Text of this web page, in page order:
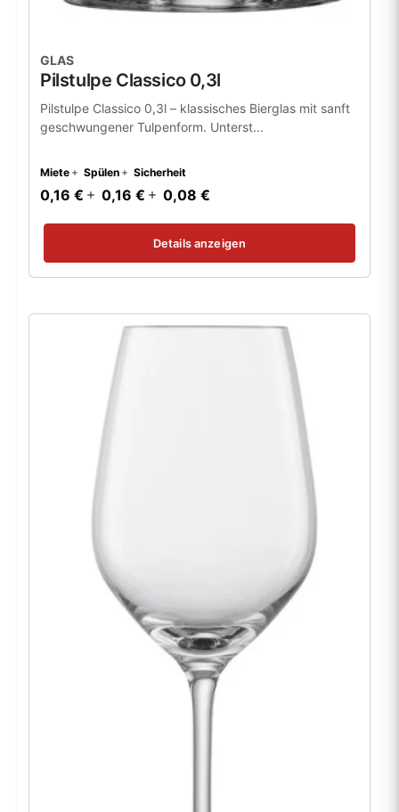
GLAS
Pilstulpe Classico 0,3l
Pilstulpe Classico 0,3l – klassisches Bierglas mit sanft
geschwungener Tulpenform. Unterst...
Miete Spülen Sicherheit
0,16 € 0,16 € 0,08 €
Details anzeigen